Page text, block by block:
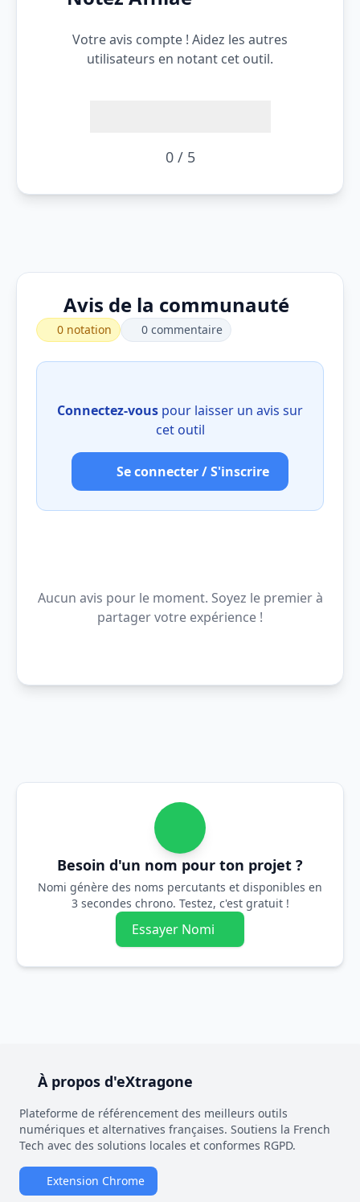
Votre avis compte ! Aidez les autres
utilisateurs en notant cet outil.
0 / 5
Avis de la communauté
0 notation 0 commentaire
Connectez-vous pour laisser un avis sur
cet outil
Se connecter / S'inscrire
Aucun avis pour le moment. Soyez le premier à
partager votre expérience !
Besoin d'un nom pour ton projet ?
Nomi génère des noms percutants et disponibles en
3 secondes chrono. Testez, c'est gratuit !
Essayer Nomi
À propos d'eXtragone
Plateforme de référencement des meilleurs outils
numériques et alternatives françaises. Soutiens la French
Tech avec des solutions locales et conformes RGPD.
Extension Chrome